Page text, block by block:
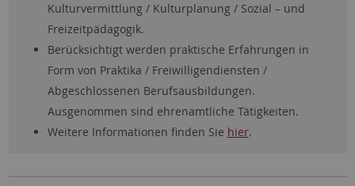
Kulturvermittlung / Kulturplanung / Sozial – und
Freizeitpädagogik.
Berücksichtigt werden praktische Erfahrungen in
Form von Praktika / Freiwilligendiensten /
Abgeschlossenen Berufsausbildungen.
Ausgenommen sind ehrenamtliche Tätigkeiten.
Weitere Informationen finden Sie hier.